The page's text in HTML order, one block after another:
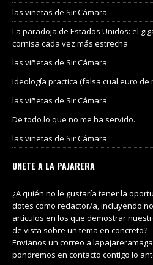
las viñetas de Sir Cámara
La paradoja de Estados Unidos: el
cornisa cada vez más estrecha
las viñetas de Sir Cámara
Ideología practica (falsa cual euro de
las viñetas de Sir Cámara
De todo lo que no me ha servido.
las viñetas de Sir Cámara
UNETE A LA PAJARERA
¿A quién no le gustaría tener la
dotes como redactor/a, incluyendo
artículos en los que demostrar
de vista sobre un tema en concreto?
Envianos un correo a
pondremos en contacto contigo lo